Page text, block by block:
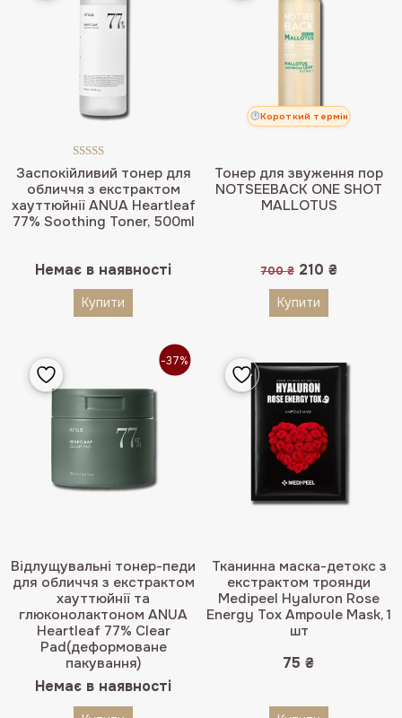
Заспокійливий тонер для
обличчя з екстрактом
хауттюйнії ANUA Heartleaf
77% Soothing Toner, 500ml
Оцінено в
5.00з 5
Немає в наявності
Купити
Короткий термін
Тонер для звуження пор
NOTSEEBACK ONE SHOT
MALLOTUS
700₴ Оригінальна
700 ₴.
210 ₴Поточна
Купити
-37%
Відлущувальні тонер-педи
для обличчя з екстрактом
хауттюйнії та
глюконолактоном ANUA
Heartleaf 77% Clear
Pad(деформоване
пакування)
Немає в наявності
Тканинна маска-детокс з
екстрактом троянди
Medipeel Hyaluron Rose
Energy Tox Ampoule Mask, 1
шт
75 ₴